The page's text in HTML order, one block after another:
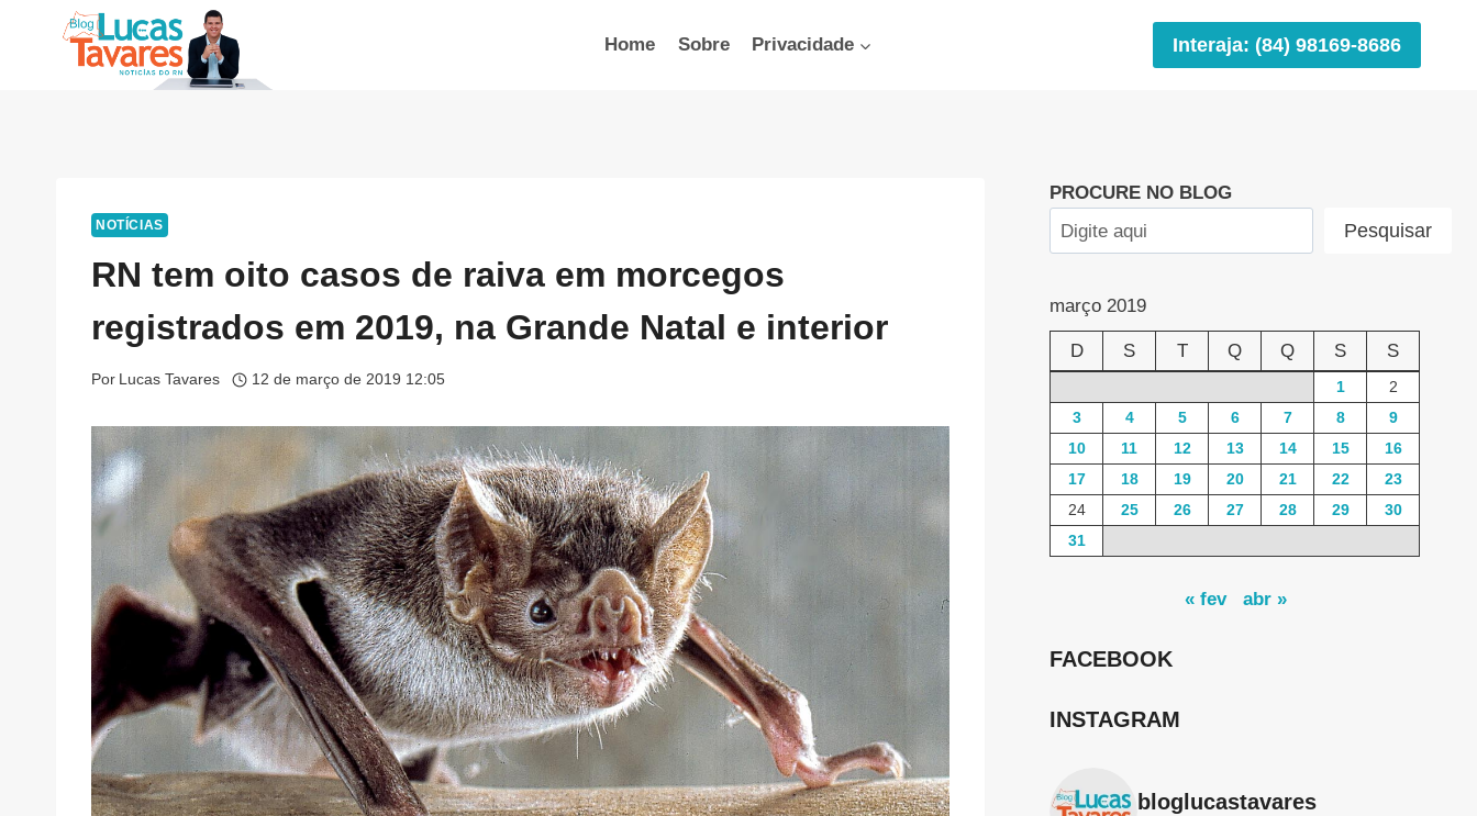
Home Sobre Privacidade Interaja: (84) 98169-8686
NOTÍCIAS
RN tem oito casos de raiva em morcegos
registrados em 2019, na Grande Natal e interior
Por Lucas Tavares 12 de março de 2019 12:05
PROCURE NO BLOG
Pesquisar
março 2019
D S T Q Q S S
1
2
3
4 5 6 7 8
9
10
11 12 13 14 15
16
17
18 19 20 21 22
23
24
25 26 27 28 29
30
31
« fev abr »
FACEBOOK
INSTAGRAM
bloglucastavares